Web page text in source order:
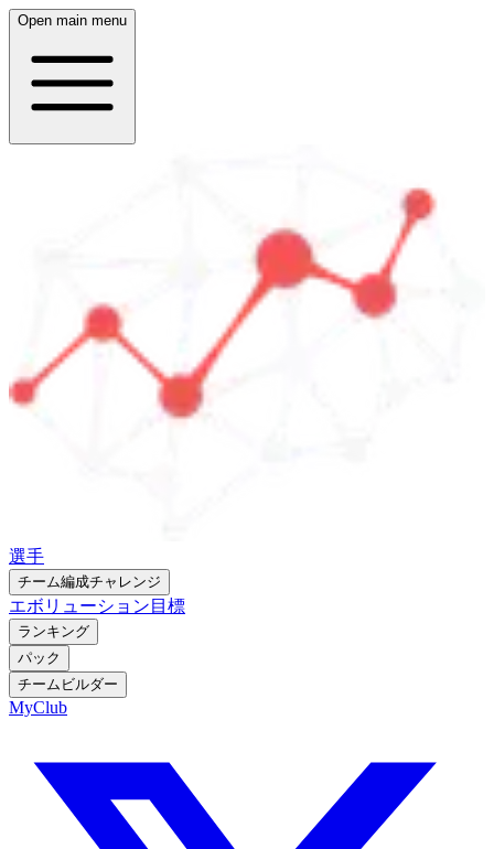
Open main menu
選手
チーム編成チャレンジ
エボリューション 目標
ランキング
パック
チームビルダー
MyClub